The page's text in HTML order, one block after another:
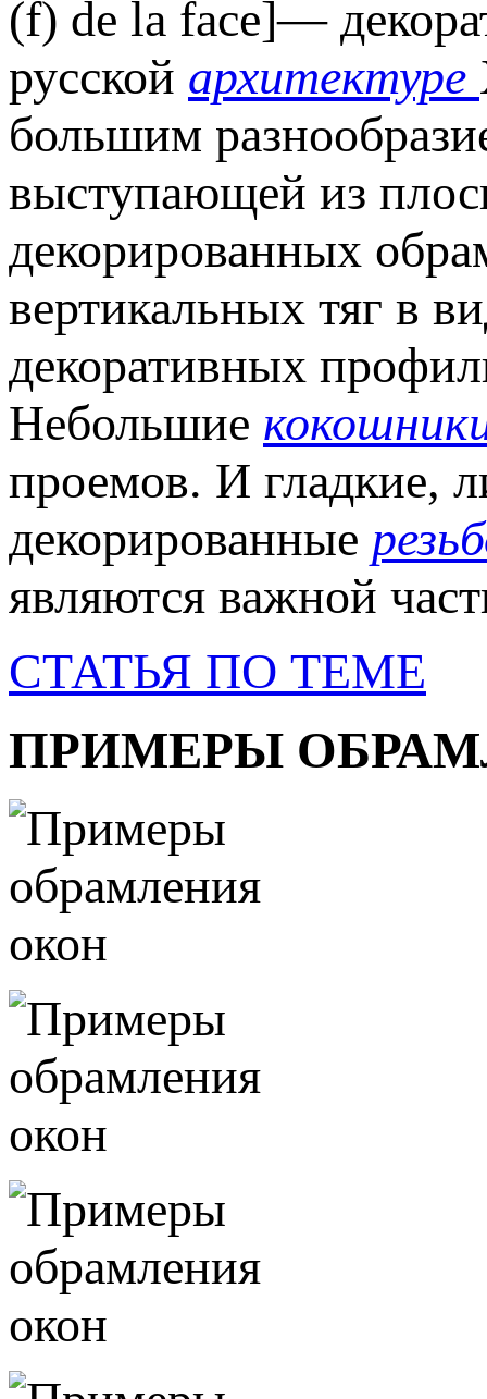
(f) de la face]—
русской архитектуре
большим
выступающей из
декорированных
вертикальных тяг в
декоративных
Небольшие
проемов. И гладкие,
декорированные
являются важной
СТАТЬЯ ПО ТЕМЕ
ПРИМЕРЫ